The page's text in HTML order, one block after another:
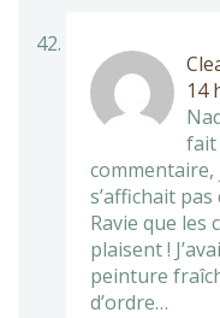
14
fait
commentaire,
s’affichait
Ravie que les
plaisent !
peinture
d’ordre…